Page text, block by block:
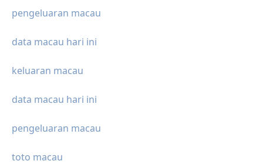
pengeluaran macau
data macau hari ini
keluaran macau
data macau hari ini
pengeluaran macau
toto macau